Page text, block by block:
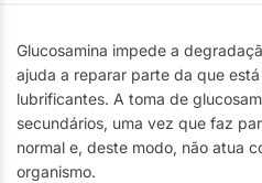
Glucosamina impede a
ajuda a reparar parte da que
lubrificantes. A toma de
secundários, uma vez que faz
normal e, deste modo, não atua
organismo.